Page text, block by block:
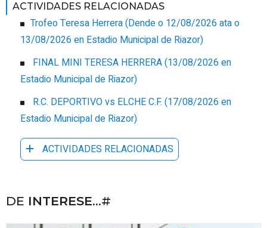
ACTIVIDADES RELACIONADAS
Trofeo Teresa Herrera(Dende o 12/08/2026 ata o
13/08/2026 en Estadio Municipal de Riazor)
FINAL MINI TERESA HERRERA(13/08/2026 en
Estadio Municipal de Riazor)
R.C. DEPORTIVO vs ELCHE C.F. (17/08/2026 en
Estadio Municipal de Riazor)
ACTIVIDADES RELACIONADAS
DE INTERESE...#